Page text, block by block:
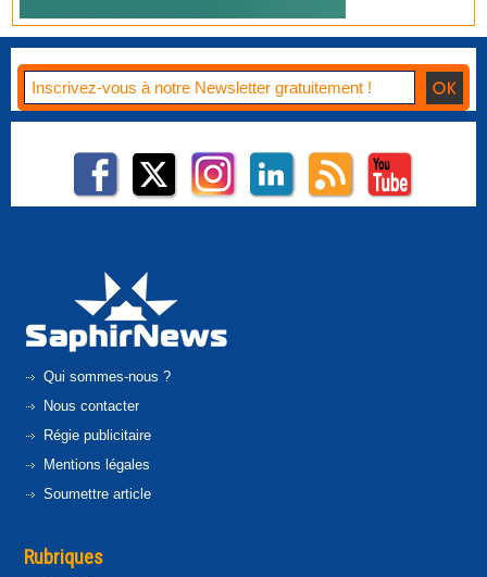
Qui sommes-nous ?
Nous contacter
Régie publicitaire
Mentions légales
Soumettre article
Rubriques